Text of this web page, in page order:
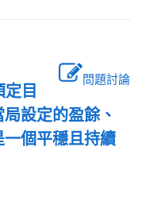
問題討論
目
設定的盈餘、
個平穩且持續